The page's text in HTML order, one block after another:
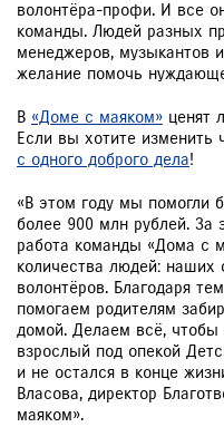
волонтёра-профи. И все
команды. Людей разных
менеджеров, музыкантов
желание помочь
В «Доме с маяком» ценят
Если вы хотите изменить
с одного доброго дела!
«В этом году мы помогли
более 900 млн рублей. За
работа команды «Дома с
количества людей: наших
волонтёров. Благодаря
помогаем родителям
домой. Делаем всё,
взрослый под опекой
и не остался в конце
Власова, директор
маяком».